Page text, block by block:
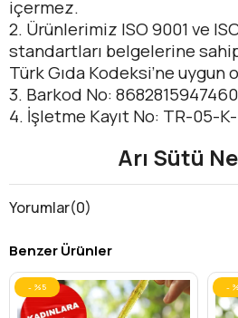
içermez.
2. Ürünlerimiz ISO 9001 ve
standartları belgelerine
Türk Gıda Kodeksi’ne
3. Barkod No: 8682815947460
4. İşletme Kayıt No: TR-05-
Arı Sütü
● Arı sütü; genç işçi arıların
ürünüdür. Arı sütü;
70 nem, % 12-15 ham
karbonhidrat, % 1.5 mineral
içermektedir. Ayrıca
Yorumlar(0)
Benzer Ürünler
%5